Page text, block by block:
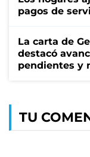
pagos de
La carta de
destacó
pendientes y
TU